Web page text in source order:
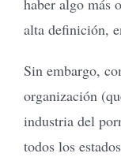
alta definición,
Sin embargo,
organización
industria del
todos los